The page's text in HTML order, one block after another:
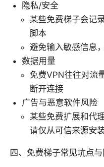
隐私/安全
某些免费梯子会记
脚本
避免输入敏感信息
数据用量
免费VPN往往对流
断开连接
广告与恶意软件风险
某些免费扩展和代
请仅从可信来源安
四、免费梯子常见坑点